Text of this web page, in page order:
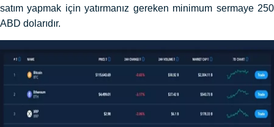
satım yapmak için yatırmanız gereken minimum sermaye 250
ABD dolarıdır.